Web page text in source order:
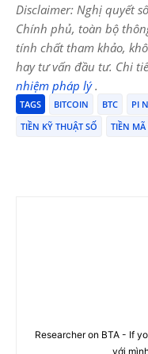
Disclaimer: Nghị quyết
Chính phủ, toàn bộ
tính chất tham khảo,
hay tư vấn đầu tư. Chi
nhiệm pháp lý.
TAGS BITCOIN BTC PI
TIỀN KỸ THUẬT SỐ
TIỀN MÃ
Researcher on BTA - If
với